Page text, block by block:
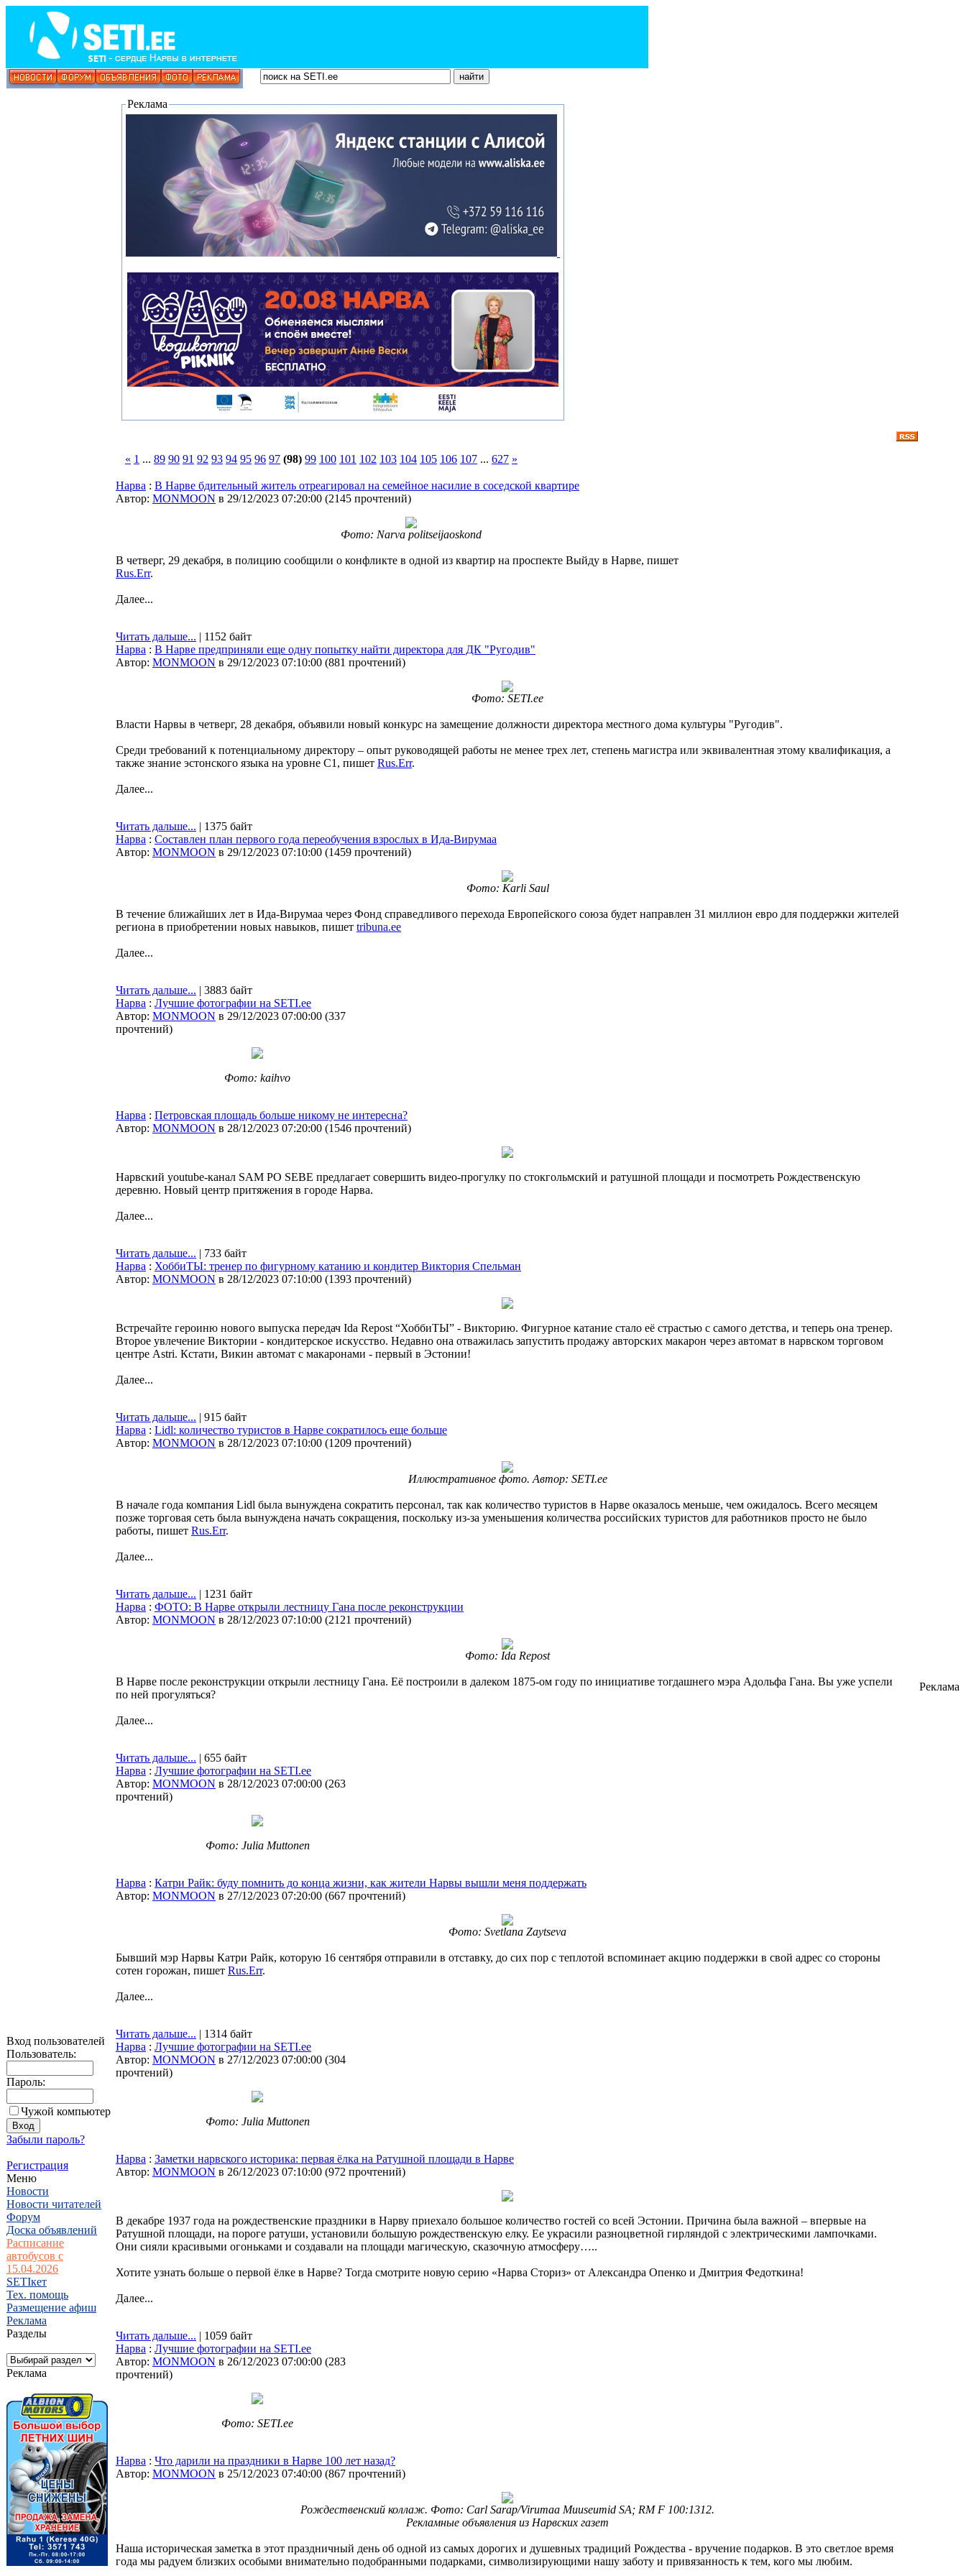
Вход пользователей
Пользователь:
Пароль:
Чужой компьютер
Забыли пароль?
Регистрация
Меню
Новости
Новости читателей
Форум
Доска объявлений
Расписание
автобусов с
15.04.2026
SETIкет
Тех. помощь
Размещение афиш
Реклама
Разделы
Реклама
Реклама
« 1 ... 89 90 91 92 93 94 95 96 97 (98) 99 100 101 102 103 104 105 106 107 ... 627 »
Нарва : В Нарве бдительный житель отреагировал на семейное насилие в соседской квартире
Автор: MONMOON в 29/12/2023 07:20:00 (2145 прочтений)
Фото: Narva politseijaoskond
В четверг, 29 декабря, в полицию сообщили о конфликте в одной из квартир на проспекте Выйду в Нарве, пишет
Rus.Err.
Далее...
Читать дальше... | 1152 байт
Нарва : В Нарве предприняли еще одну попытку найти директора для ДК "Ругодив"
Автор: MONMOON в 29/12/2023 07:10:00 (881 прочтений)
Фото: SETI.ee
Власти Нарвы в четверг, 28 декабря, объявили новый конкурс на замещение должности директора местного дома культуры "Ругодив".
Среди требований к потенциальному директору – опыт руководящей работы не менее трех лет, степень магистра или эквивалентная этому квалификация, а
также знание эстонского языка на уровне С1, пишет Rus.Err.
Далее...
Читать дальше... | 1375 байт
Нарва : Составлен план первого года переобучения взрослых в Ида-Вирумаа
Автор: MONMOON в 29/12/2023 07:10:00 (1459 прочтений)
Фото: Karli Saul
В течение ближайших лет в Ида-Вирумаа через Фонд справедливого перехода Европейского союза будет направлен 31 миллион евро для поддержки жителей
региона в приобретении новых навыков, пишет tribuna.ee
Далее...
Читать дальше... | 3883 байт
Нарва : Лучшие фотографии на SETI.ee
Автор: MONMOON в 29/12/2023 07:00:00 (337
прочтений)
Фото: kaihvo
Нарва : Петровская площадь больше никому не интересна?
Автор: MONMOON в 28/12/2023 07:20:00 (1546 прочтений)
Нарвский youtube-канал SAM PO SEBE предлагает совершить видео-прогулку по стокгольмский и ратушной площади и посмотреть Рождественскую
деревню. Новый центр притяжения в городе Нарва.
Далее...
Читать дальше... | 733 байт
Нарва : ХоббиТЫ: тренер по фигурному катанию и кондитер Виктория Спельман
Автор: MONMOON в 28/12/2023 07:10:00 (1393 прочтений)
Встречайте героиню нового выпуска передач Ida Repost “ХоббиТЫ” - Викторию. Фигурное катание стало её страстью с самого детства, и теперь она тренер.
Второе увлечение Виктории - кондитерское искусство. Недавно она отважилась запустить продажу авторских макарон через автомат в нарвском торговом
центре Astri. Кстати, Викин автомат с макаронами - первый в Эстонии!
Далее...
Читать дальше... | 915 байт
Нарва : Lidl: количество туристов в Нарве сократилось еще больше
Автор: MONMOON в 28/12/2023 07:10:00 (1209 прочтений)
Иллюстративное фото. Автор: SETI.ee
В начале года компания Lidl была вынуждена сократить персонал, так как количество туристов в Нарве оказалось меньше, чем ожидалось. Всего месяцем
позже торговая сеть была вынуждена начать сокращения, поскольку из-за уменьшения количества российских туристов для работников просто не было
работы, пишет Rus.Err.
Далее...
Читать дальше... | 1231 байт
Нарва : ФОТО: В Нарве открыли лестницу Гана после реконструкции
Автор: MONMOON в 28/12/2023 07:10:00 (2121 прочтений)
Фото: Ida Repost
В Нарве после реконструкции открыли лестницу Гана. Её построили в далеком 1875-ом году по инициативе тогдашнего мэра Адольфа Гана. Вы уже успели
по ней прогуляться?
Далее...
Читать дальше... | 655 байт
Нарва : Лучшие фотографии на SETI.ee
Автор: MONMOON в 28/12/2023 07:00:00 (263
прочтений)
Фото: Julia Muttonen
Нарва : Катри Райк: буду помнить до конца жизни, как жители Нарвы вышли меня поддержать
Автор: MONMOON в 27/12/2023 07:20:00 (667 прочтений)
Фото: Svetlana Zaytseva
Бывший мэр Нарвы Катри Райк, которую 16 сентября отправили в отставку, до сих пор с теплотой вспоминает акцию поддержки в свой адрес со стороны
сотен горожан, пишет Rus.Err.
Далее...
Читать дальше... | 1314 байт
Нарва : Лучшие фотографии на SETI.ee
Автор: MONMOON в 27/12/2023 07:00:00 (304
прочтений)
Фото: Julia Muttonen
Нарва : Заметки нарвского историка: первая ёлка на Ратушной площади в Нарве
Автор: MONMOON в 26/12/2023 07:10:00 (972 прочтений)
В декабре 1937 года на рождественские праздники в Нарву приехало большое количество гостей со всей Эстонии. Причина была важной – впервые на
Ратушной площади, на пороге ратуши, установили большую рождественскую елку. Ее украсили разноцветной гирляндой с электрическими лампочками.
Они сияли красивыми огоньками и создавали на площади магическую, сказочную атмосферу…..
Хотите узнать больше о первой ёлке в Нарве? Тогда смотрите новую серию «Нарва Сториз» от Александра Опенко и Дмитрия Федоткина!
Далее...
Читать дальше... | 1059 байт
Нарва : Лучшие фотографии на SETI.ee
Автор: MONMOON в 26/12/2023 07:00:00 (283
прочтений)
Фото: SETI.ee
Нарва : Что дарили на праздники в Нарве 100 лет назад?
Автор: MONMOON в 25/12/2023 07:40:00 (867 прочтений)
Рождественский коллаж. Фото: Carl Sarap/Virumaa Muuseumid SA; RM F 100:1312.
Рекламные объявления из Нарвских газет
Наша историческая заметка в этот праздничный день об одной из самых дорогих и душевных традиций Рождества - вручение подарков. В это светлое время
года мы радуем близких особыми внимательно подобранными подарками, символизирующими нашу заботу и привязанность к тем, кого мы любим.
Реклама